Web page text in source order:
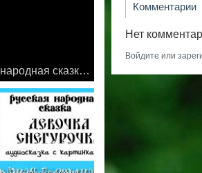
Комментарии
Нет
Войдите или
Русская народная сказка Машенька и Медведь